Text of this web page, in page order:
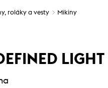
roláky a vesty Mikiny
LIGHT